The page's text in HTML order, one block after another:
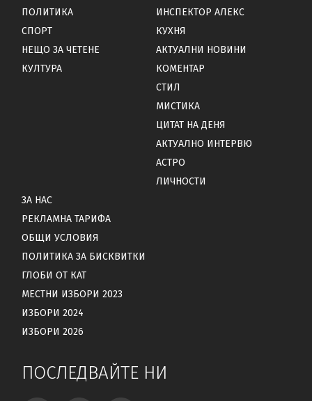
ПОЛИТИКА
СПОРТ
НЕЩО ЗА ЧЕТЕНЕ
КУЛТУРА
ИНСПЕКТОР АЛЕКС
КУХНЯ
АКТУАЛНИ НОВИНИ
КОМЕНТАР
СТИЛ
МИСТИКА
ЦИТАТ НА ДЕНЯ
АКТУАЛНО ИНТЕРВЮ
АСТРО
ЛИЧНОСТИ
ЗА НАС
РЕКЛАМНА ТАРИФА
ОБЩИ УСЛОВИЯ
ПОЛИТИКА ЗА БИСКВИТКИ
ГЛОБИ ОТ КАТ
МЕСТНИ ИЗБОРИ 2023
ИЗБОРИ 2024
ИЗБОРИ 2026
ПОСЛЕДВАЙТЕ НИ